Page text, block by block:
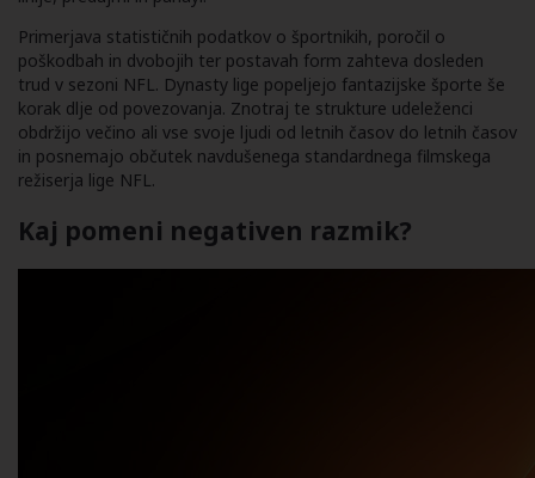
Primerjava statističnih podatkov o športnikih, poročil o
poškodbah in dvobojih ter postavah form zahteva dosleden
trud v sezoni NFL. Dynasty lige popeljejo fantazijske športe še
korak dlje od povezovanja. Znotraj te strukture udeleženci
obdržijo večino ali vse svoje ljudi od letnih časov do letnih časov
in posnemajo občutek navdušenega standardnega filmskega
režiserja lige NFL.
Kaj pomeni negativen razmik?